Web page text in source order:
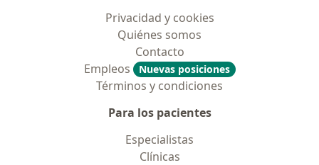
Privacidad y cookies
Quiénes somos
Contacto
Empleos
Nuevas posiciones
Términos y condiciones
Para los pacientes
Especialistas
Clínicas